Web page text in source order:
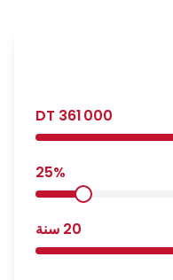
361 000
25%
20 سنة